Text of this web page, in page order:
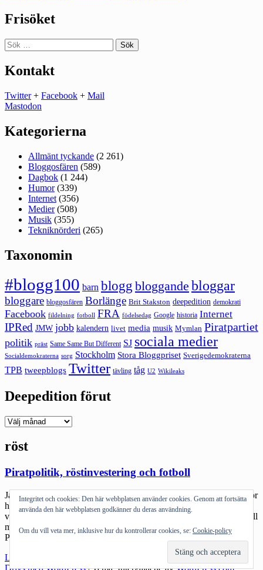
Frisöket
Sök
efter:
Kontakt
Twitter+ Facebook + Mail
Mastodon
Kategorierna
Allmänt tyckande (2 261)
Bloggosfären (589)
Dagbok (1 244)
Humor(339)
Internet (356)
Medier(508)
Musik (355)
Tekniknörderi (265)
Taxonomin
#blogg100 barn blogg bloggande bloggar
bloggare bloggosfären Borlänge Brit Stakston deepedition demokrati
Facebook fildelning fotboll FRA födelsedag Google historia Internet
IPRed JMW jobb kalendern livet media musik Mymlan Piratpartiet
politik präst Same Same But Different SJ sociala medier
Socialdemokraterna sorg Stockholm Stora Bloggpriset Sverigedemokraterna
TPB tweepblogs Twitter tävling tåg U2 Wikileaks
Deepedition förut
Deepedition
röst
Piratpolitik, röstinvestering och fotboll
Jag har varit på fotbollscup i Örebro med sonen. Det gick ok. Därför
har jag inte kunnat läsa in mig på det som händer: mitt fokus har
varit på P11 Forssa BK :). Men jag har ändå sett hur ungdomsfotboll
många gånger kan likna politik. Situationen vi har idag är att
Piratpartiet är ett ungt […]
Läs mer
röstinvestering
Drivs med WordPress |Tema: Intergalactic avWordPress.com.
Integritet och cookies: Den här webbplatsen använder cookies. Genom att fortsätta
använda den här webbplatsen godkänner du deras användning.
Om du vill veta mer, inklusive hur du kontrollerar cookies, se: Cookie-policy